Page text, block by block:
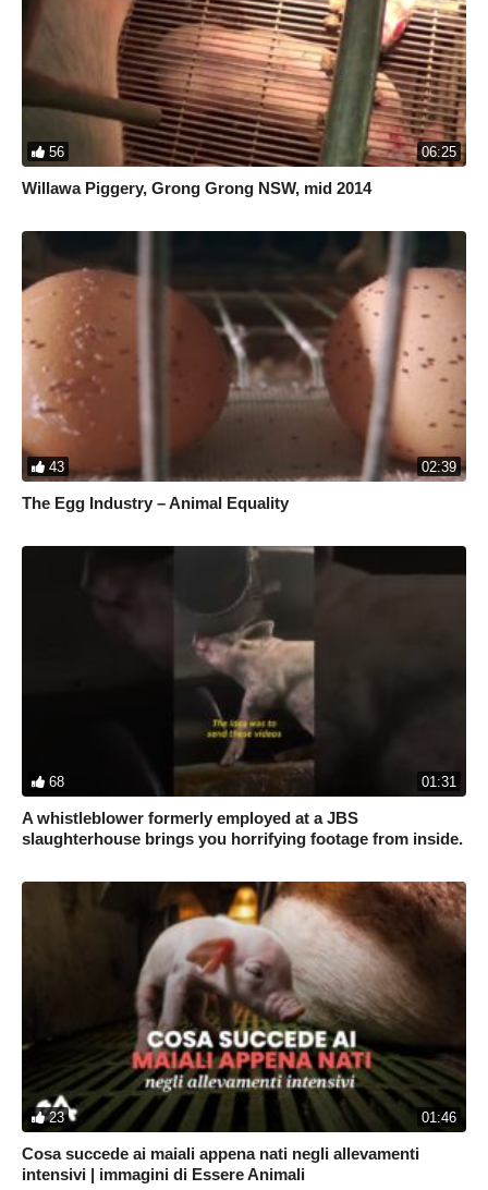
56 06:25
Willawa Piggery, Grong Grong NSW, mid 2014
43 02:39
The Egg Industry – Animal Equality
68 01:31
A whistleblower formerly employed at a JBS
slaughterhouse brings you horrifying footage from inside.
23 01:46
Cosa succede ai maiali appena nati negli allevamenti
intensivi | immagini di Essere Animali